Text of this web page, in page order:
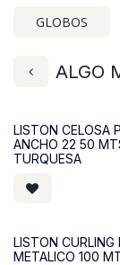
GLOBOS
ALGO
LISTON CELOSA
ANCHO 22 50
TURQUESA
LISTON CURLING
METALICO 100